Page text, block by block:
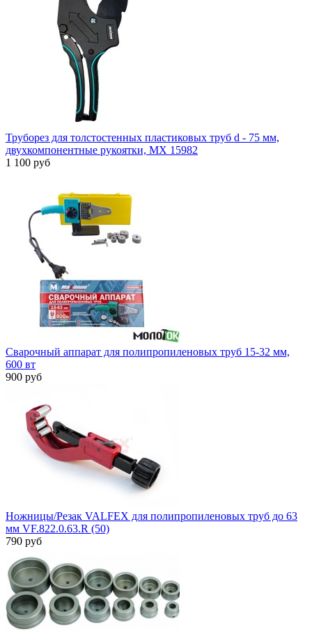
Труборез для толстостенных пластиковых труб d - 75 мм,
двухкомпонентные рукоятки, МХ 15982
1 100 руб
Сварочный аппарат для полипропиленовых труб 15-32 мм,
600 вт
900 руб
Ножницы/Резак VALFEX для полипропиленовых труб до 63
мм VF.822.0.63.R (50)
790 руб